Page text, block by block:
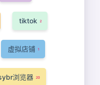
tiktok 2
虚拟店铺 1
浏览器 20